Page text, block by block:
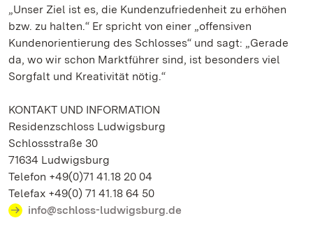
„Unser Ziel ist es, die Kundenzufriedenheit zu erhöhen
bzw. zu halten.“ Er spricht von einer „offensiven
Kundenorientierung des Schlosses“ und sagt: „Gerade
da, wo wir schon Marktführer sind, ist besonders viel
Sorgfalt und Kreativität nötig.“
KONTAKT UND INFORMATION
Residenzschloss Ludwigsburg
Schlossstraße 30
71634 Ludwigsburg
Telefon +49(0)71 41.18 20 04
Telefax +49(0) 71 41.18 64 50
info@schloss-ludwigsburg.de